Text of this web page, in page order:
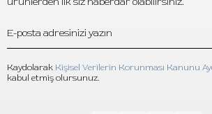
içerir.
Kaydolarak Kişisel Verilerin Korunması Kanunu
kabul etmiş olursunuz.